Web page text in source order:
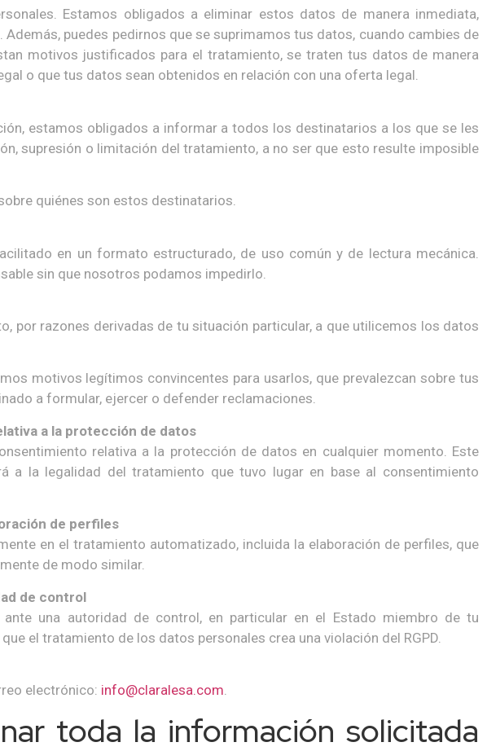
Estamos obligados a eliminar estos datos de manera inmediata,
puedes pedirnos que se suprimamos tus datos, cuando cambies de
motivos justificados para el tratamiento, se traten tus datos de manera
o que tus datos sean obtenidos en relación con una oferta legal.
estamos obligados a informar a todos los destinatarios a los que se les
supresión o limitación del tratamiento, a no ser que esto resulte imposible
quiénes son estos destinatarios.
en un formato estructurado, de uso común y de lectura mecánica.
sin que nosotros podamos impedirlo.
por razones derivadas de tu situación particular, a que utilicemos los datos
motivos legítimos convincentes para usarlos, que prevalezcan sobre tus
a formular, ejercer o defender reclamaciones.
a la protección de datos
relativa a la protección de datos en cualquier momento. Este
a la legalidad del tratamiento que tuvo lugar en base al consentimiento
de perfiles
en el tratamiento automatizado, incluida la elaboración de perfiles, que
de modo similar.
de control
una autoridad de control, en particular en el Estado miembro de tu
el tratamiento de los datos personales crea una violación del RGPD.
electrónico: info@claralesa.com
toda la información solicitada